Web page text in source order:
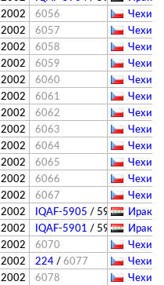
2002 6056
Чехия
2002 6057
Чехия
2002 6058
Чехия
2002 6059
Чехия
2002 6060
Чехия
2002 6061
Чехия
2002 6062
Чехия
2002 6063
Чехия
2002 6064
Чехия
2002 6065
Чехия
2002 6066
Чехия
2002 6067
Чехия
2002 IQAF-5905 / 5905 Ирак -
2002 IQAF-5901 / 5901 Ирак -
2002 6070
Чехия
2002 224 /6077
Чехия
2002 6078
Чехия